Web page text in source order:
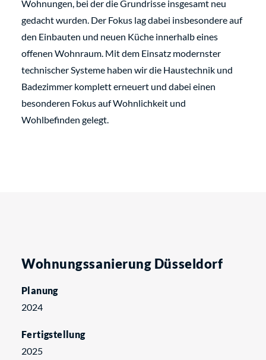
Wohnungen, bei der die Grundrisse insgesamt neu
gedacht wurden. Der Fokus lag dabei insbesondere auf
den Einbauten und neuen Küche innerhalb eines
offenen Wohnraum. Mit dem Einsatz modernster
technischer Systeme haben wir die Haustechnik und
Badezimmer komplett erneuert und dabei einen
besonderen Fokus auf Wohnlichkeit und
Wohlbefinden gelegt.
Wohnungssanierung Düsseldorf
Planung
2024
Fertigstellung
2025